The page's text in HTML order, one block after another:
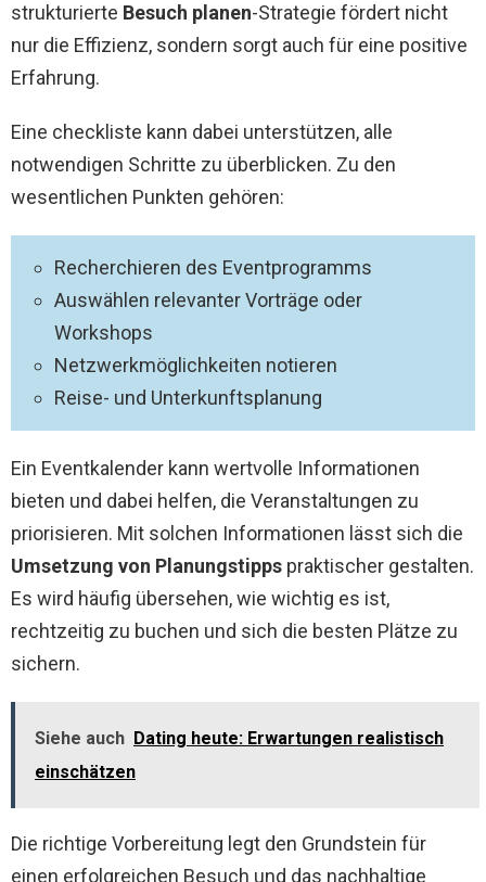
strukturierte Besuch planen-Strategie fördert nicht
nur die Effizienz, sondern sorgt auch für eine positive
Erfahrung.
Eine checkliste kann dabei unterstützen, alle
notwendigen Schritte zu überblicken. Zu den
wesentlichen Punkten gehören:
Recherchieren des Eventprogramms
Auswählen relevanter Vorträge oder
Workshops
Netzwerkmöglichkeiten notieren
Reise- und Unterkunftsplanung
Ein Eventkalender kann wertvolle Informationen
bieten und dabei helfen, die Veranstaltungen zu
priorisieren. Mit solchen Informationen lässt sich die
Umsetzung von Planungstipps praktischer gestalten.
Es wird häufig übersehen, wie wichtig es ist,
rechtzeitig zu buchen und sich die besten Plätze zu
sichern.
Siehe auch Dating heute: Erwartungen realistisch
einschätzen
Die richtige Vorbereitung legt den Grundstein für
einen erfolgreichen Besuch und das nachhaltige